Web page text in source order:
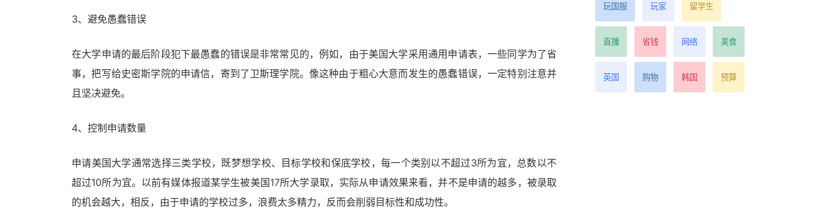
3、避免愚蠢错误
在大学申请的最后阶段犯下最愚蠢的错误是非常常见的，例如，由于美国大学采用通用申请表，一些同学为了省
事，把写给史密斯学院的申请信，寄到了卫斯理学院。像这种由于粗心大意而发生的愚蠢错误，一定特别注意并
且坚决避免。
4、控制申请数量
申请美国大学通常选择三类学校，既梦想学校、目标学校和保底学校，每一个类别以不超过3所为宜，总数以不
超过10所为宜。以前有媒体报道某学生被美国17所大学录取，实际从申请效果来看，并不是申请的越多，被录取
的机会越大，相反，由于申请的学校过多，浪费太多精力，反而会削弱目标性和成功性。
玩国服 玩家 留学生
直播 省钱 网络 美食
英国 购物 韩国 预算